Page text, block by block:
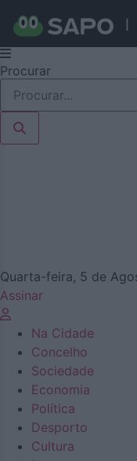
Pular
para
conteúdo
Procurar
Quarta-feira, 5 de
Assinar
Na Cidade
Concelho
Sociedade
Economia
Política
Desporto
Cultura